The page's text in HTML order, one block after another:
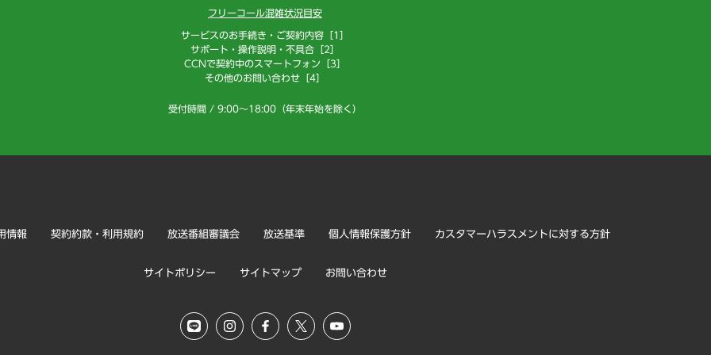
フリーコール混雑状況目安
サービスのお手続き・ご契約内容［1］
サポート・操作説明・不具合［2］
CCNで契約中のスマートフォン［3］
その他のお問い合わせ［4］
受付時間 / 9:00～18:00（年末年始を除く）
情報 契約約款・利用規約 放送番組審議会 放送基準 個人情報保護方針 カスタマーハラスメントに対する方針
サイトポリシー サイトマップ お問い合わせ